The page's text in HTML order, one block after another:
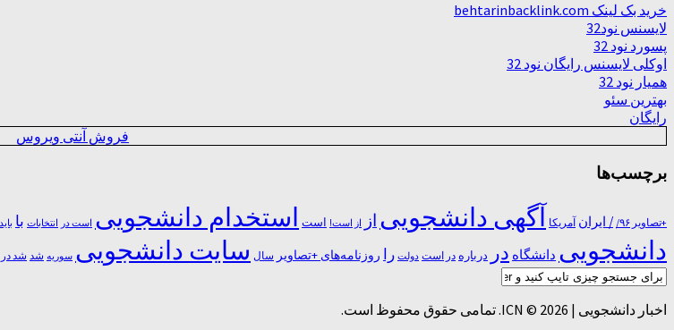
خرید بک لینک behtarinbacklink.com
لایسنس نود32
پسورد نود 32
اوکلی لایسنس رایگان نود 32
همیار نود 32
بهترین سئو
رایگان
فروش آنتی ویروس
برچسب‌ها
+تصاویر ۹۶/ / ایران آمریکا آگهی دانشجویی از از است! است استخدام دانشجویی است در انتخابات با باید
دانشجویی دانشگاه در درباره در ﺍﺳﺖ دولت را روزنامه‌های +تصاویر سال سایت دانشجویی سوریه شد شد در
اخبار دانشجویی | ICN © 2026. تمامی حقوق محفوظ است.